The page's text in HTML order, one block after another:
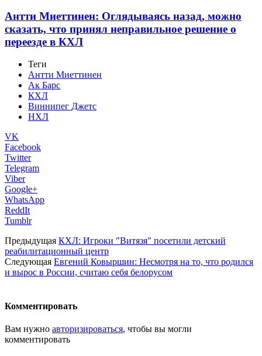
Антти Миеттинен: Оглядываясь назад, можно
сказать, что принял неправильное решение о
переезде в КХЛ
Теги
Антти Миеттинен
Ак Барс
КХЛ
Виннипег Джетс
НХЛ
VK
Facebook
Twitter
Telegram
Viber
Google+
WhatsApp
ReddIt
Tumblr
Предыдущая КХЛ: Игроки "Витязя" посетили детский
реабилитационный центр
Следующая Евгений Ковыршин: Несмотря на то, что родился
и вырос в России, считаю себя белорусом
Комментировать
Вам нужно авторизироваться, чтобы вы могли
комментировать